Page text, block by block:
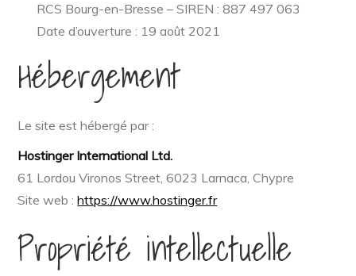
RCS Bourg-en-Bresse – SIREN : 887 497 063
Date d’ouverture : 19 août 2021
Hébergement
Le site est hébergé par :
Hostinger International Ltd.
61 Lordou Vironos Street, 6023 Larnaca, Chypre
Site web :https://www.hostinger.fr
Propriété intellectuelle